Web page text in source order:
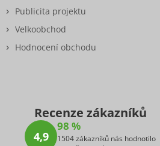
Publicita projektu
Velkoobchod
Hodnocení obchodu
Recenze zákazníků
4,9
98 %
1504 zákazníků nás hodnotilo